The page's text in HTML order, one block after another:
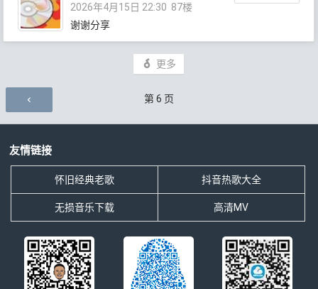
2026年4月15日 22:30 87楼
谢谢分享
更多
评论导航 第6 页
友情链接
怀旧经典老歌 抖音热歌大全
无损音乐下载 高清MV